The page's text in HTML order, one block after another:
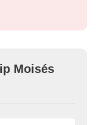
Moisés